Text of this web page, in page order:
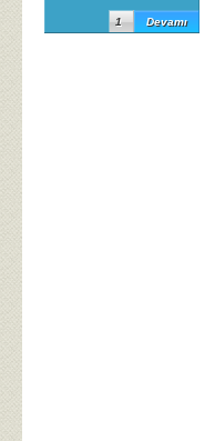
Devamı
1